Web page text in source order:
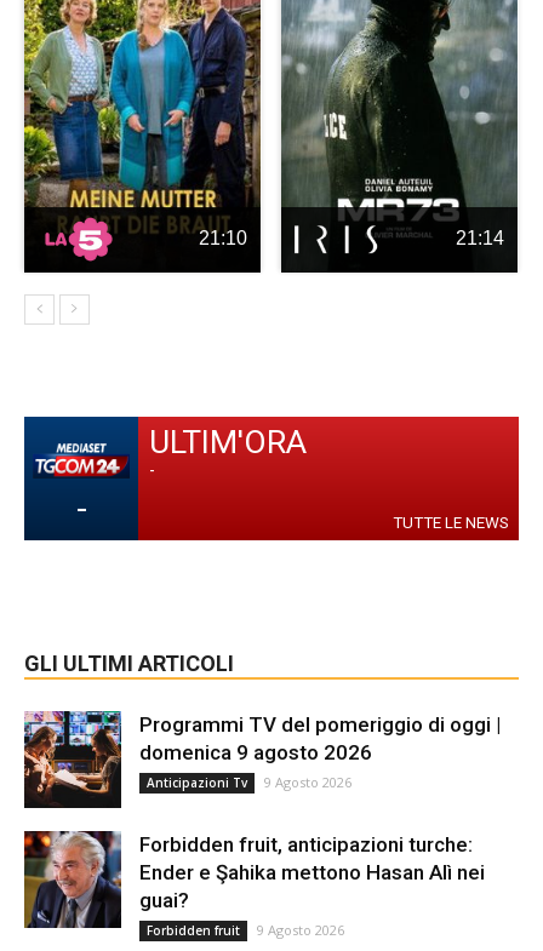
21:10 21:14
-
ULTIM'ORA
-
TUTTE LE NEWS
GLI ULTIMI ARTICOLI
Programmi TV del pomeriggio di oggi |
domenica 9 agosto 2026
Anticipazioni Tv 9 Agosto 2026
Forbidden fruit, anticipazioni turche:
Ender e Şahika mettono Hasan Alì nei
guai?
Forbidden fruit 9 Agosto 2026